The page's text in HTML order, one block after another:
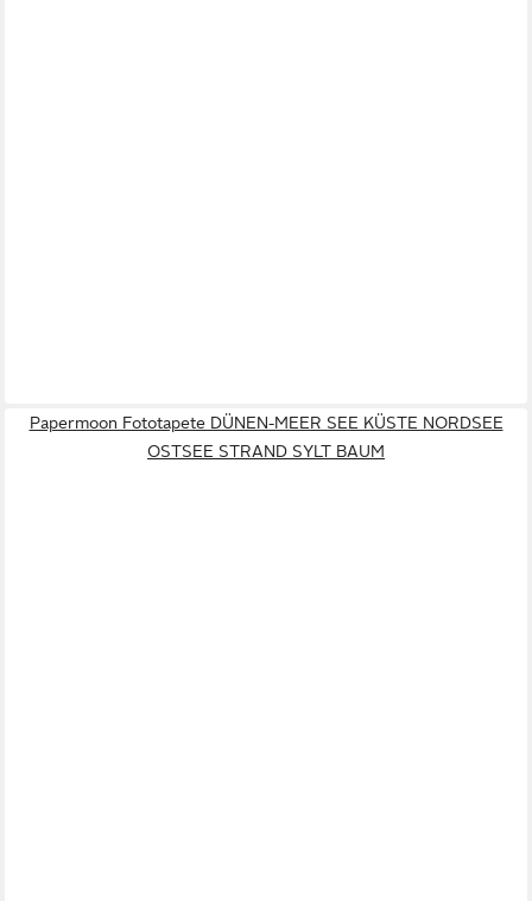
Papermoon Fototapete DÜNEN-MEER SEE KÜSTE NORDSEE
OSTSEE STRAND SYLT BAUM